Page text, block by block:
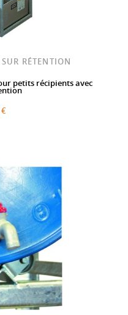
RÉTENTION
petits récipients avec